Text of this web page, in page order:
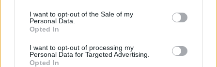
I want to opt-out of the Sale of my
Personal Data.
Opted In
I want to opt-out of processing my
Personal Data for Targeted Advertising.
Opted In
TESINE